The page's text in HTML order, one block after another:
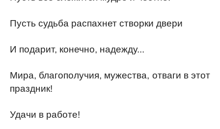
Пусть судьба распахнет створки двери
И подарит, конечно, надежду...
Мира, благополучия, мужества, отваги в этот
праздник!
Удачи в работе!